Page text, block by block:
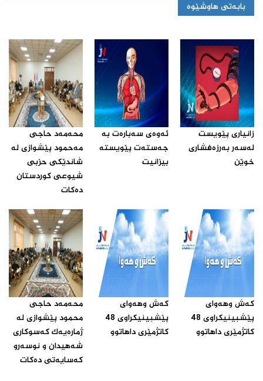
بابەتی هاوشێوە
زانیارى پێویست
له‌سه‌ر به‌رزه‌فشارى
خوێن ‌
ئه‌وه‌ى سه‌باره‌ت به‌
جه‌سته‌ت پێویسته‌
بیزانیت‌
محه‌مه‌د حاجى
مه‌حمود پێشوازى له‌
شاندێکى حزبى
شیوعى کوردستان
ده‌کات‌
که‌ش وهه‌واى
پێشبینیکراوى 48
کاتژمێرى داهاتوو‌
که‌ش وهه‌واى
پێشبینیکراوى 48
کاتژمێرى داهاتوو‌
محه‌مه‌د حاجى
محمود پێشوازى له‌
ژماره‌یه‌ک که‌سوکارى
شه‌هیدان و نوسه‌رو
که‌سایه‌تى ده‌کات ‌